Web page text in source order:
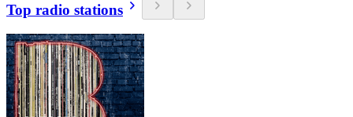
Top radio stations